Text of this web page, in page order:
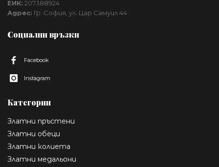
ЕИК: 207388924
Адрес: Гр. София, ул. Цар Самуил 44
Социални връзки
Facebook
Instagram
Категории
Златни пръстени
Златни обеци
Златни колиета
Златни медальони